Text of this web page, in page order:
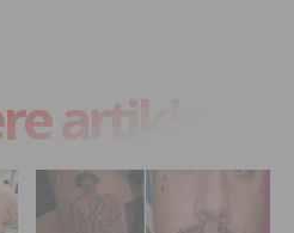
artikler